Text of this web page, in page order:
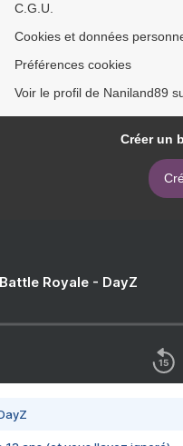
C.G.U.
Cookies et données
Préférences cookies
Voir le profil de Naniland89
Créer un
Royale - DayZ